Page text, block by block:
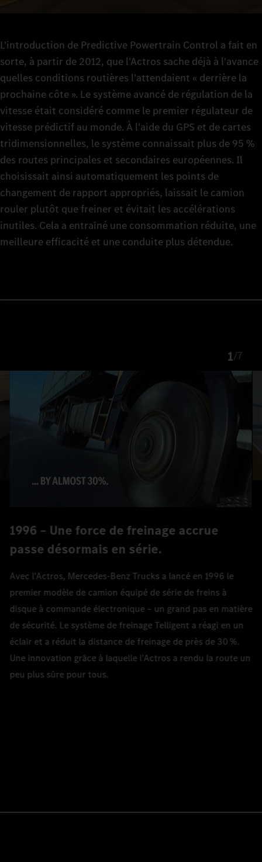
L'introduction de Predictive Powertrain Control a fait en
sorte, à partir de 2012, que l'Actros sache déjà à l'avance
quelles conditions routières l'attendaient « derrière la
prochaine côte ». Le système avancé de régulation de la
vitesse était considéré comme le premier régulateur de
vitesse prédictif au monde. À l'aide du GPS et de cartes
tridimensionnelles, le système connaissait plus de 95 %
des routes principales et secondaires européennes. Il
choisissait ainsi automatiquement les points de
changement de rapport appropriés, laissait le camion
rouler plutôt que freiner et évitait les accélérations
inutiles. Cela a entraîné une consommation réduite, une
meilleure efficacité et une conduite plus détendue.
1/7
1996 – Une force de freinage accrue
passe désormais en série.
Avec l'Actros, Mercedes‑Benz Trucks a lancé en 1996 le
premier modèle de camion équipé de série de freins à
disque à commande électronique – un grand pas en matière
de sécurité. Le système de freinage Telligent a réagi en un
éclair et a réduit la distance de freinage de près de 30 %.
Une innovation grâce à laquelle l'Actros a rendu la route un
peu plus sûre pour tous.